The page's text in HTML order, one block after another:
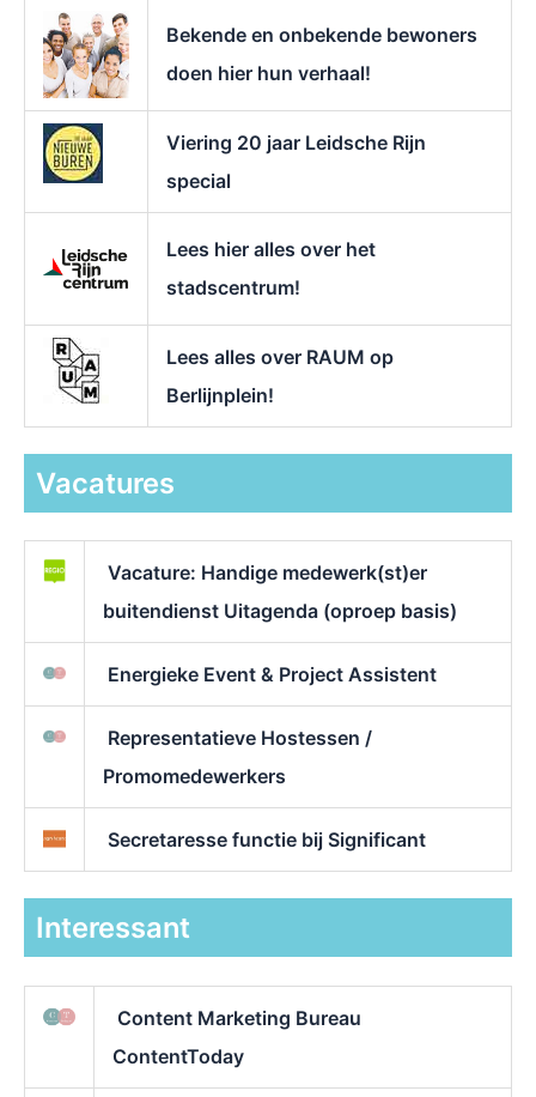
Bekende en onbekende bewoners
doen hier hun verhaal!
Viering 20 jaar Leidsche Rijn
special
Lees hier alles over het
stadscentrum!
Lees alles over RAUM op
Berlijnplein!
Vacatures
Vacature: Handige medewerk(st)er
buitendienst Uitagenda (oproep basis)
Energieke Event & Project Assistent
Representatieve Hostessen /
Promomedewerkers
Secretaresse functie bij Significant
Interessant
Content Marketing Bureau
ContentToday